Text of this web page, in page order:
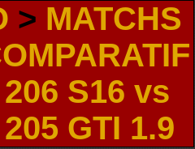
> MATCHS
S16 vs
GTI 1.9